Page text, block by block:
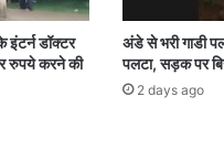
इंटर्न डॉक्टर
रुपये करने की
अंडे से भरी गाडी
पलटा, सड़क पर
2 days ago